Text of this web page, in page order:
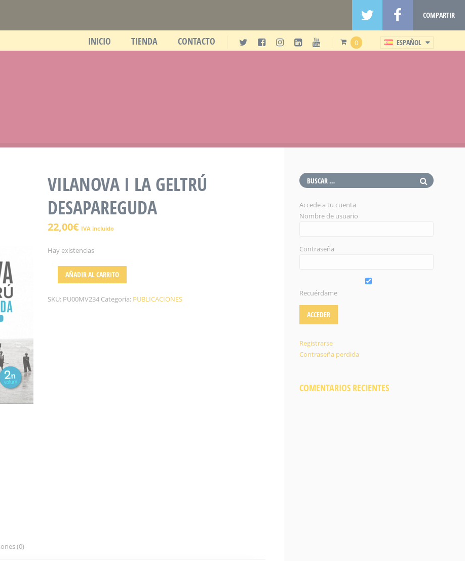
COMPARTIR
INICIO TIENDA CONTACTO ESPAÑOL
0
VILANOVA I LA GELTRÚ
DESAPAREGUDA
22,00€ IVA incluido
Hay existencias
AÑADIR AL CARRITO
SKU: PU00MV234 Categoría: PUBLICACIONES
(0)
Accede a tu cuenta
Nombre de usuario
Contraseña
Recuérdame
Registrarse
Contraseña perdida
COMENTARIOS RECIENTES